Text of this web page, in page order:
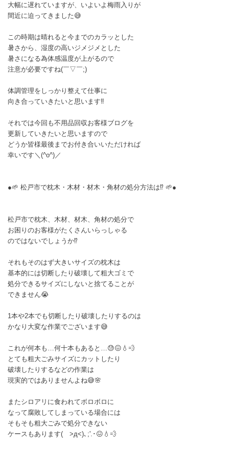
大幅に遅れていますが、いよいよ梅雨入りが
間近に迫ってきました😅
この時期は晴れると今までのカラッとした
暑さから、湿度の高いジメジメとした
暑さになる為体感温度が上がるので
注意が必要ですね(￣▽￣;)
体調管理をしっかり整えて仕事に
向き合っていきたいと思います‼️
それでは今回も不用品回収お客様ブログを
更新していきたいと思いますので
どうか皆様最後までお付き合いいただければ
幸いです＼(^o^)／
●🌱 松戸市で枕木・木材・材木・角材の処分方法は⁉️ 🌱●
松戸市で枕木、木材、材木、角材の処分で
お困りのお客様がたくさんいらっしゃる
のではないでしょうか⁉️
それもそのはず大きいサイズの枕木は
基本的には切断したり破壊して粗大ゴミで
処分できるサイズにしないと捨てることが
できません😭
1本や2本でも切断したり破壊したりするのは
かなり大変な作業でございます😅
これが何本も…何十本もあると…😓😖💧💨
とても粗大ごみサイズにカットしたり
破壊したりするなどの作業は
現実的ではありませんよね😅🌸
またシロアリに食われてボロボロに
なって腐敗してしまっている場合には
そもそも粗大ごみで処分できない
ケースもあります( >д<)､;'.･😖💧💨